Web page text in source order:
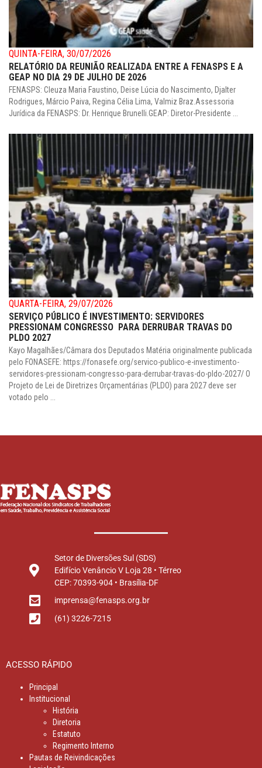
QUINTA-FEIRA, 30/07/2026
RELATÓRIO DA REUNIÃO REALIZADA ENTRE A FENASPS E A
GEAP NO DIA 29 DE JULHO DE 2026
FENASPS: Cleuza Maria Faustino, Deise Lúcia do Nascimento, Djalter
Rodrigues, Márcio Paiva, Regina Célia Lima, Valmiz Braz.Assessoria
Jurídica da FENASPS: Dr. Henrique Brunelli.GEAP: Diretor-Presidente ...
QUARTA-FEIRA, 29/07/2026
SERVIÇO PÚBLICO É INVESTIMENTO: SERVIDORES
PRESSIONAM CONGRESSO PARA DERRUBAR TRAVAS DO
PLDO 2027
Kayo Magalhães/Câmara dos Deputados Matéria originalmente publicada
pelo FONASEFE: https://fonasefe.org/servico-publico-e-investimento-
servidores-pressionam-congresso-para-derrubar-travas-do-pldo-2027/ O
Projeto de Lei de Diretrizes Orçamentárias (PLDO) para 2027 deve ser
votado pelo ...
Setor de Diversões Sul (SDS)
Edifício Venâncio V Loja 28 • Térreo
CEP: 70393-904 • Brasília-DF
imprensa@fenasps.org.br
(61) 3226-7215
ACESSO RÁPIDO
Principal
Institucional
História
Diretoria
Estatuto
Regimento Interno
Pautas de Reivindicações